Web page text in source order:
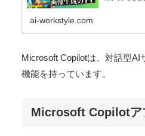
ai-workstyle.com
Microsoft Copilotは、対話型AI
機能を持っています。
Microsoft Copilotア